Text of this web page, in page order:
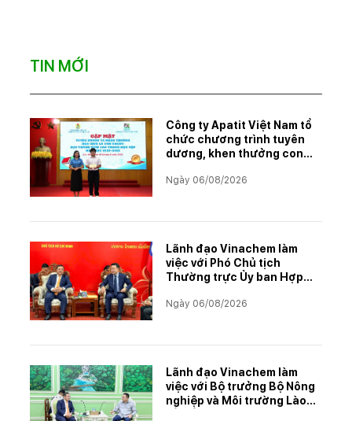
TIN MỚI
Công ty Apatit Việt Nam tổ
chức chương trình tuyên
dương, khen thưởng con
học tập xuất sắc năm học
Ngày 06/08/2026
Lãnh đạo Vinachem làm
việc với Phó Chủ tịch
Thường trực Ủy ban Hợp
đẩy triển khai Dự án Kali
Ngày 06/08/2026
Lãnh đạo Vinachem làm
việc với Bộ trưởng Bộ Nông
nghiệp và Môi trường Lào